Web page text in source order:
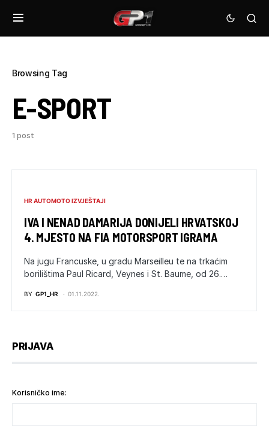
Browsing Tag
E-SPORT
1 post
HR AUTOMOTO IZVJEŠTAJI
IVA I NENAD DAMARIJA DONIJELI HRVATSKOJ
4. MJESTO NA FIA MOTORSPORT IGRAMA
Na jugu Francuske, u gradu Marseilleu te na trkaćim
borilištima Paul Ricard, Veynes i St. Baume, od 26.…
BY GP1_HR 01.11.2022.
PRIJAVA
Korisničko ime: